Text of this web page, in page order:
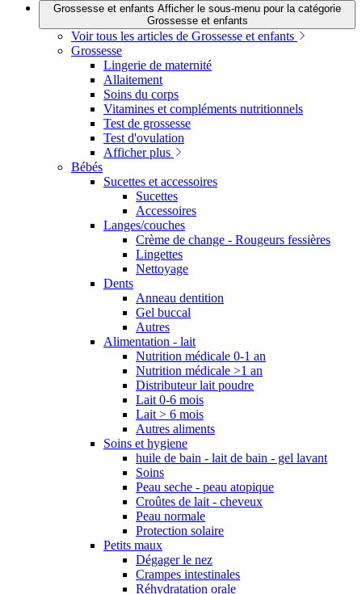
Grossesse et enfants Afficher le sous-menu pour la catégorie
Grossesse et enfants
Voir tous les articles de Grossesse et enfants
Grossesse
Lingerie de maternité
Allaitement
Soins du corps
Vitamines et compléments nutritionnels
Test de grossesse
Test d'ovulation
Afficher plus
Bébés
Sucettes et accessoires
Sucettes
Accessoires
Langes/couches
Crème de change - Rougeurs fessières
Lingettes
Nettoyage
Dents
Anneau dentition
Gel buccal
Autres
Alimentation - lait
Nutrition médicale 0-1 an
Nutrition médicale >1 an
Distributeur lait poudre
Lait 0-6 mois
Lait > 6 mois
Autres aliments
Soins et hygiene
huile de bain - lait de bain - gel lavant
Soins
Peau seche - peau atopique
Croûtes de lait - cheveux
Peau normale
Protection solaire
Petits maux
Dégager le nez
Crampes intestinales
Réhydratation orale